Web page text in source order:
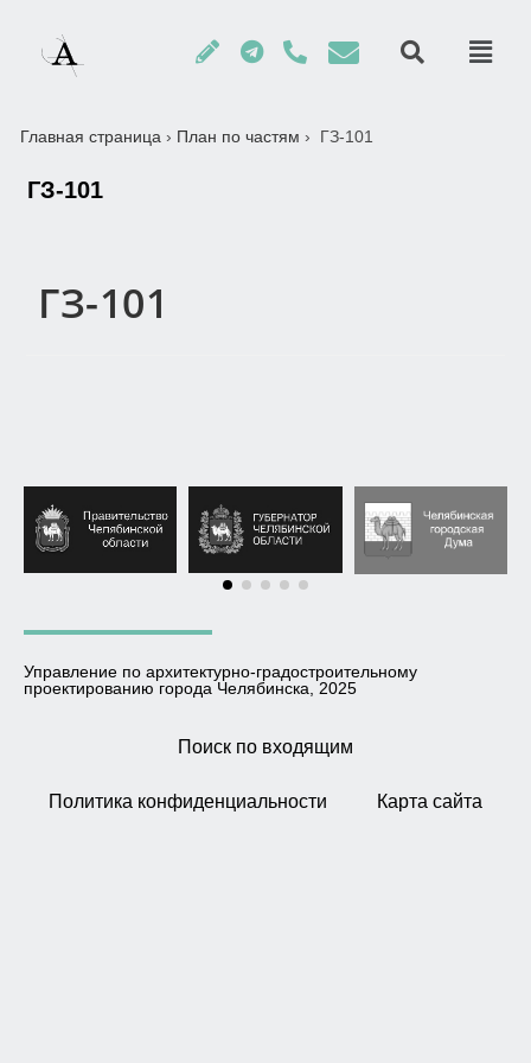
Главная страница › План по частям › ГЗ-101
ГЗ-101
ГЗ-101
Управление по архитектурно-градостроительному
проектированию города Челябинска, 2025
Поиск по входящим
Политика конфиденциальности Карта сайта